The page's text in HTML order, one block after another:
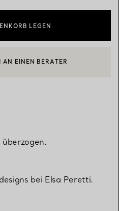
LEGEN
ODER EINEN
bei Elsa Peretti.